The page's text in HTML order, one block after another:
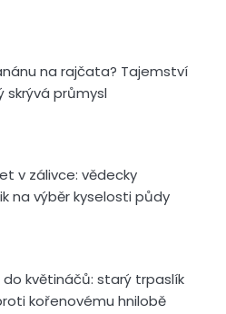
na rajčata? Tajemství
skrývá průmysl
v zálivce: vědecky
na výběr kyselosti půdy
květináčů: starý trpaslík
kořenovému hnilobě